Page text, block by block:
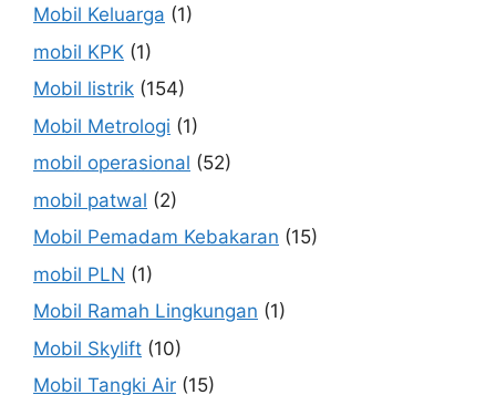
Mobil Keluarga (1)
mobil KPK (1)
Mobil listrik (154)
Mobil Metrologi (1)
mobil operasional (52)
mobil patwal (2)
Mobil Pemadam Kebakaran (15)
mobil PLN (1)
Mobil Ramah Lingkungan (1)
Mobil Skylift (10)
Mobil Tangki Air (15)